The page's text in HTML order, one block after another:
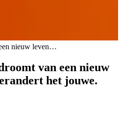
van een nieuw
het jouwe.
nieuw leven…